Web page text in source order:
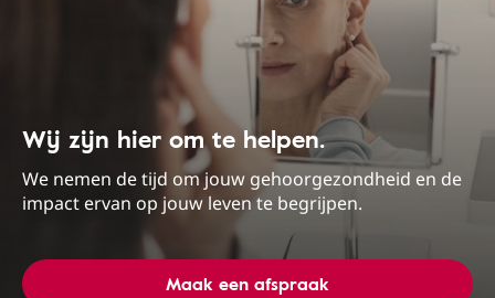
Wij zijn hier om te helpen.
We nemen de tijd om jouw gehoorgezondheid en de
impact ervan op jouw leven te begrijpen.
Maak een afspraak